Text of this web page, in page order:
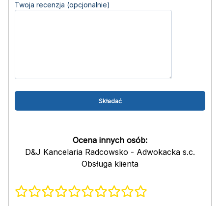
Twoja recenzja (opcjonalnie)
Ocena innych osób:
D&J Kancelaria Radcowsko - Adwokacka s.c.
Obsługa klienta